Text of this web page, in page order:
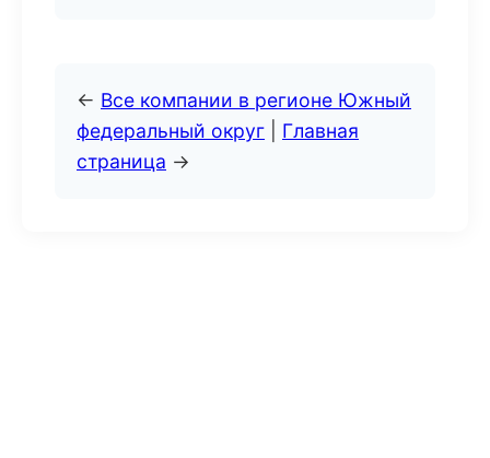
← Все компании в регионе Южный
федеральный округ
Главная
страница →